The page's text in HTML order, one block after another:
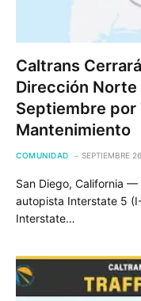
Caltrans
Dirección Norte
Septiembre por
Mantenimiento
COMUNIDAD SEPTIEMBRE
San Diego, California
autopista Interstate 5
Interstate…